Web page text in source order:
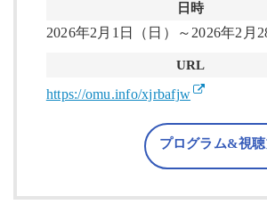
日時
2026年2月1日（日）～2026年2月
URL
https://omu.info/xjrbafjw
プログラム&視